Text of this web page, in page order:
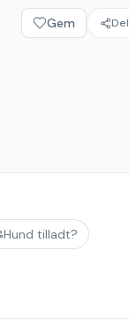
Gem Del
Hund tilladt?